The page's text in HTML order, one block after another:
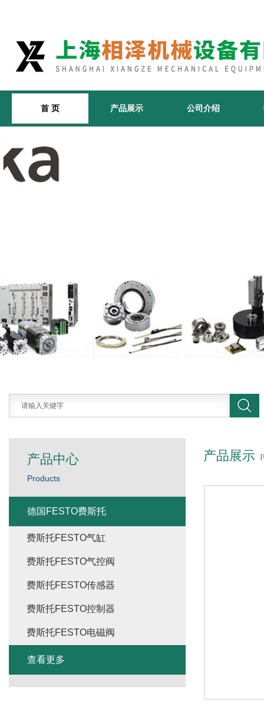
首 页 产品展示 公司介绍
产品展示
产品中心
Products
德国FESTO费斯托
费斯托FESTO气缸
费斯托FESTO气控阀
费斯托FESTO传感器
费斯托FESTO控制器
费斯托FESTO电磁阀
查看更多